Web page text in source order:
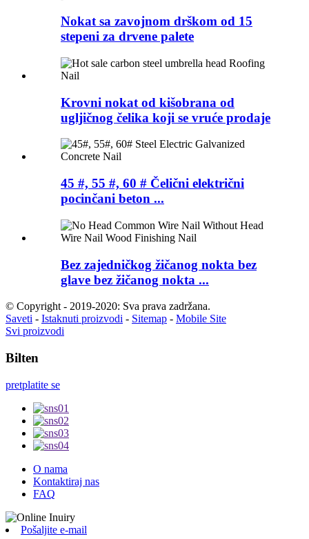
Nokat sa zavojnom drškom od 15
stepeni za drvene palete
Krovni nokat od kišobrana od
ugljičnog čelika koji se vruće prodaje
45 #, 55 #, 60 # Čelični električni
pocinčani beton ...
Bez zajedničkog žičanog nokta bez
glave bez žičanog nokta ...
© Copyright - 2019-2020: Sva prava zadržana.
Saveti - Istaknuti proizvodi - Sitemap - Mobile Site
Svi proizvodi
Bilten
pretplatite se
O nama
Kontaktiraj nas
FAQ
Pošaljite e-mail